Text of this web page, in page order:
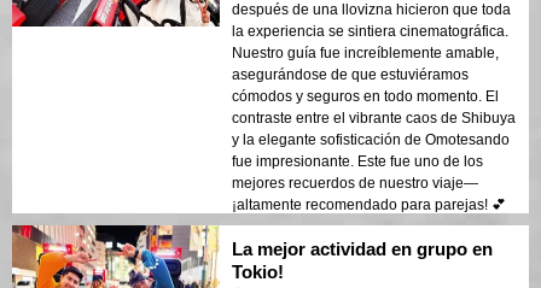
después de una llovizna hicieron que toda
la experiencia se sintiera cinematográfica.
Nuestro guía fue increíblemente amable,
asegurándose de que estuviéramos
cómodos y seguros en todo momento. El
contraste entre el vibrante caos de Shibuya
y la elegante sofisticación de Omotesando
fue impresionante. Este fue uno de los
mejores recuerdos de nuestro viaje—
¡altamente recomendado para parejas! 💕
La mejor actividad en grupo en
Tokio!